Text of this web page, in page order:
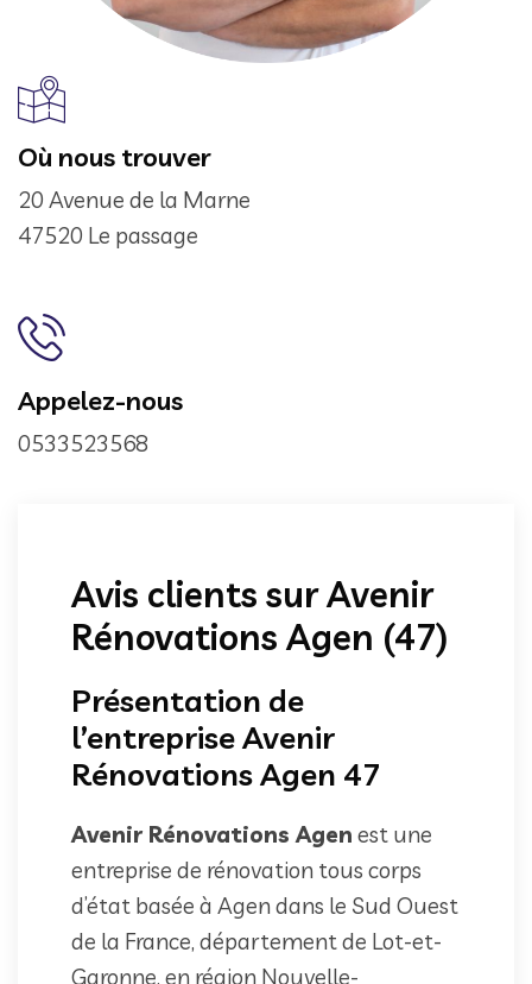
Où nous trouver
20 Avenue de la Marne
47520 Le passage
Appelez-nous
0533523568
Avis clients sur Avenir
Rénovations Agen (47)
Présentation de
l’entreprise Avenir
Rénovations Agen 47
Avenir Rénovations Agen est une
entreprise de rénovation tous corps
d’état basée à Agen dans le Sud Ouest
de la France, département de Lot-et-
Garonne, en région Nouvelle-